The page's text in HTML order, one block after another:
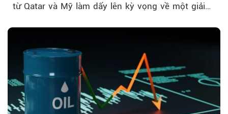
từ Qatar và Mỹ làm dấy lên kỳ vọng về một giải
Iran.